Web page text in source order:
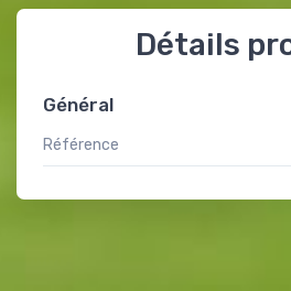
Détails
Général
Référence